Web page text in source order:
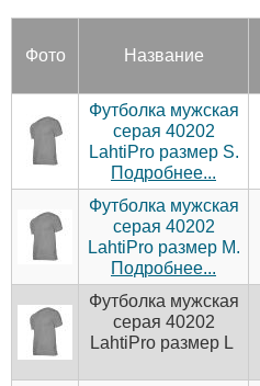
Фото Название
Футболка мужская
серая 40202
LahtiPro размер S.
Подробнее...
Футболка мужская
серая 40202
LahtiPro размер M.
Подробнее...
Футболка мужская
серая 40202
LahtiPro размер L